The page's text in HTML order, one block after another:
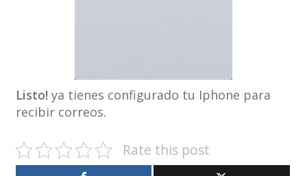
Listo! ya tienes configurado tu Iphone para
recibir correos.
Rate this post